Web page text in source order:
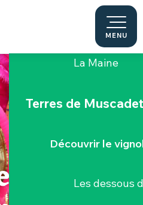
MENU
Le "Porte-
La Maine
Terres de Muscadet
Découvrir le
Les dessous